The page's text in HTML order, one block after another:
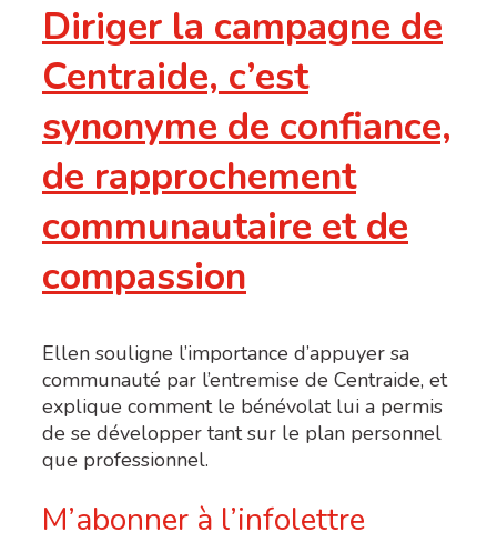
Diriger la campagne de
Centraide, c’est
synonyme de confiance,
de rapprochement
communautaire et de
compassion
Ellen souligne l’importance d’appuyer sa
communauté par l’entremise de Centraide, et
explique comment le bénévolat lui a permis
de se développer tant sur le plan personnel
que professionnel.
M’abonner à l’infolettre